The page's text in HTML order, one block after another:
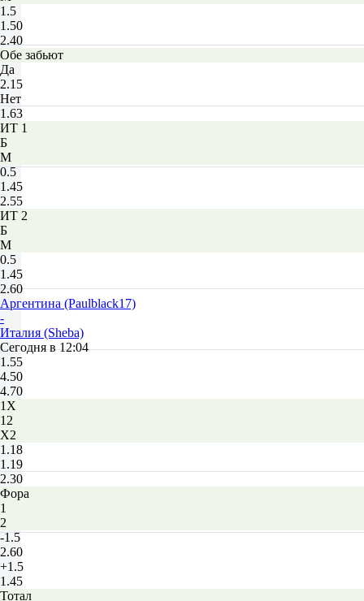
1.5
1.50
2.40
Обе забьют
Да
2.15
Нет
1.63
ИТ 1
Б
М
0.5
1.45
2.55
ИТ 2
Б
М
0.5
1.45
2.60
Аргентина (Paulblack17)
-
Италия (Sheba)
Сегодня в 12:04
1.55
4.50
4.70
1X
12
X2
1.18
1.19
2.30
Фора
1
2
-1.5
2.60
+1.5
1.45
Тотал